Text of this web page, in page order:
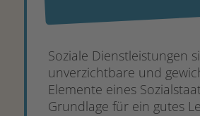
Soziale Dienstleistungen
unverzichtbare und
Elemente eines
Grundlage für ein gutes